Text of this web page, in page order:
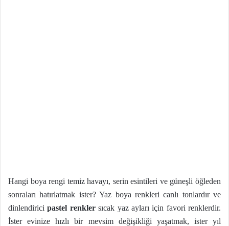
Hangi boya rengi temiz havayı, serin esintileri ve güneşli öğleden
sonraları hatırlatmak ister? Yaz boya renkleri canlı tonlardır ve
dinlendiricipastel renklersıcak yaz ayları için favori renklerdir.
İster evinize hızlı bir mevsim değişikliği yaşatmak, ister yıl